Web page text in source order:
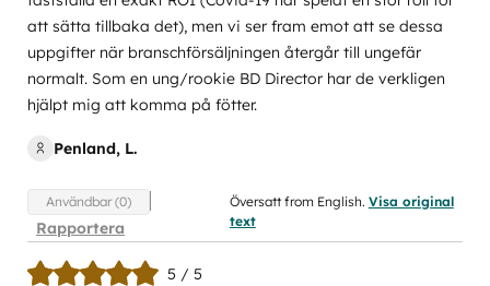
att sätta tillbaka det), men vi ser fram emot att se dessa
uppgifter när branschförsäljningen återgår till ungefär
normalt. Som en ung/rookie BD Director har de verkligen
hjälpt mig att komma på fötter.
Penland, L.
Användbar (0)
Rapportera
Översatt from English. Visa original
text
5 / 5